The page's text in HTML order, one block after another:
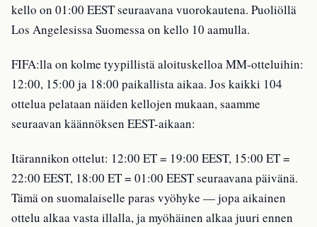
kello on 01:00 EEST seuraavana vuorokautena. Puoliöllä
Los Angelesissa Suomessa on kello 10 aamulla.
FIFA:lla on kolme tyypillistä aloituskelloa MM-otteluihin:
12:00, 15:00 ja 18:00 paikallista aikaa. Jos kaikki 104
ottelua pelataan näiden kellojen mukaan, saamme
seuraavan käännöksen EEST-aikaan:
Itärannikon ottelut: 12:00 ET = 19:00 EEST, 15:00 ET =
22:00 EEST, 18:00 ET = 01:00 EEST seuraavana päivänä.
Tämä on suomalaiselle paras vyöhyke — jopa aikainen
ottelu alkaa vasta illalla, ja myöhäinen alkaa juuri ennen